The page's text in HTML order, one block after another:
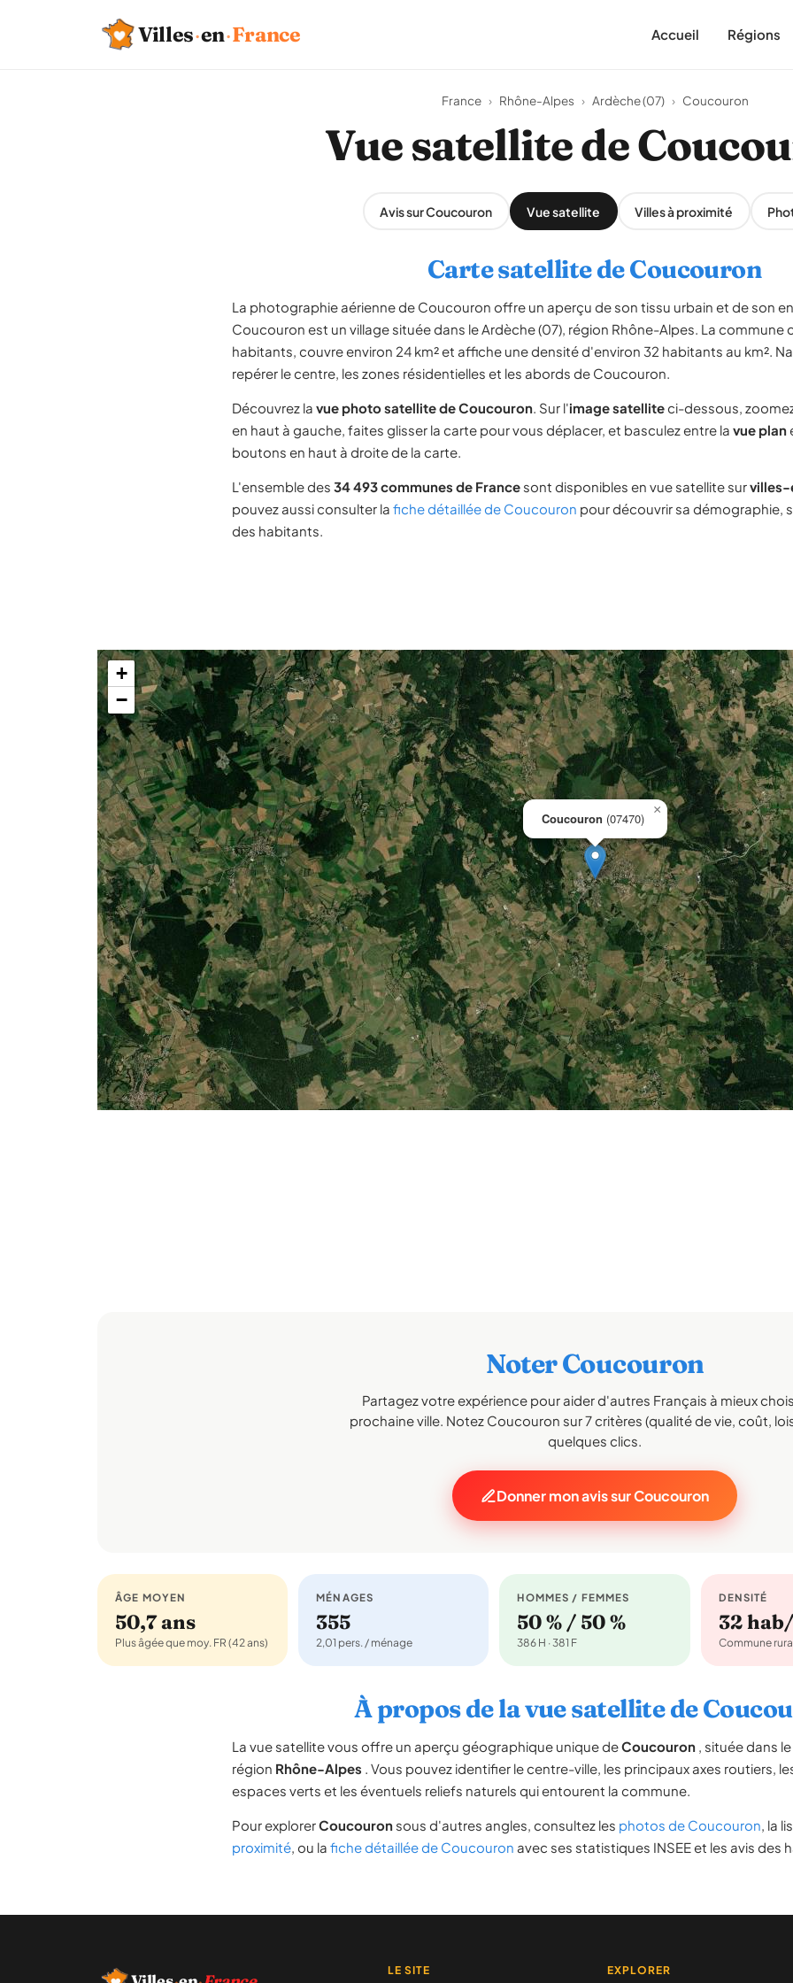
Villes·en·France Accueil Régions
France › Rhône-Alpes › Ardèche (07) › Coucouron
Vue satellite de
Avis sur Coucouron Vue satellite Villes à proximité
Carte satellite de Coucouron
La photographie aérienne de Coucouron offre un aperçu de son tissu urbain et de son
Coucouron est un village située dans le Ardèche (07), région Rhône-Alpes. La commune
habitants, couvre environ 24 km² et affiche une densité d'environ 32 habitants au km².
repérer le centre, les zones résidentielles et les abords de Coucouron.
Découvrez la vue photo satellite de Coucouron. Sur l'image satelliteci-dessous,
en haut à gauche, faites glisser la carte pour vous déplacer, et basculez entre la vue plan
boutons en haut à droite de la carte.
L'ensemble des 34 493 communes de France sont disponibles en vue satellite sur
pouvez aussi consulter la fiche détaillée de Coucouron pour découvrir sa démographie,
des habitants.
Coucouron (07470)
×
+
−
Noter Coucouron
Partagez votre expérience pour aider d'autres Français à mieux
prochaine ville. Notez Coucouron sur 7 critères (qualité de vie, coût,
quelques clics.
Donner mon avis sur Coucouron
ÂGE MOYEN
50,7 ans
Plus âgée que moy. FR (42 ans)
MÉNAGES
355
2,01 pers. / ménage
HOMMES / FEMMES
50 % / 50 %
386 H · 381 F
DENSITÉ
32
Commune
À propos de la vue satellite de
La vue satellite vous offre un aperçu géographique unique deCoucouron , située dans
région Rhône-Alpes . Vous pouvez identifier le centre-ville, les principaux axes routiers,
espaces verts et les éventuels reliefs naturels qui entourent la commune.
Pour explorerCoucouron sous d'autres angles, consultez les photos de Coucouron, la
proximité, ou la fiche détaillée de Coucouron avec ses statistiques INSEE et les avis des
LE SITE EXPLORER